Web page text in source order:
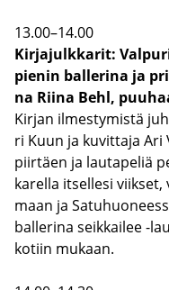
13.00–14.00
Kir­ja­julk­ka­rit:
pie­nin bal­le­ri­na ja
na Riina Behl,
Kir­jan il­mes­ty­mis­tä
ri Kuun ja ku­vit­ta­ja Ari
piir­täen ja lau­ta­pe­liä
ka­rel­la it­sel­le­si
maan ja
bal­le­ri­na seik­kai­lee -​
ko­tiin mu­kaan.